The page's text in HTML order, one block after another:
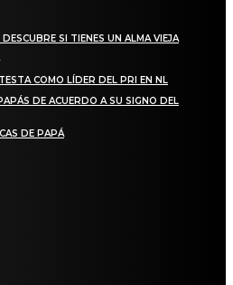
SI TIENES UN ALMA VIEJA
COMO LÍDER DEL PRI EN NL
DE ACUERDO A SU SIGNO DEL
DE PAPÁ